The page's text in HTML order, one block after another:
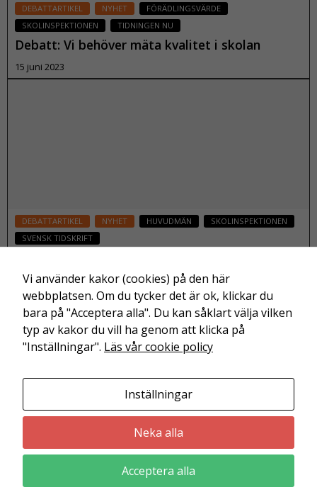
DEBATTARTIKEL NYHET
FÖRÄDLINGSVÄRDE
SKOLINSPEKTIONEN
TIDNINGEN NU
Debatt: Vi behöver mäta kvalitet i skolan
15 juni 2023
DEBATTARTIKEL NYHET HUVUDMÄN
SKOLINSPEKTIONEN
SVENSK TIDSKRIFT
skolhuvudmän
09 juni 2023
Friskolornas riksförbund är en branschorganisation för
utbildning och barnomsorg i enskild regi.
Vi använder kakor (cookies) på den här
webbplatsen. Om du tycker det är ok, klickar du
bara på "Acceptera alla". Du kan såklart välja vilken
typ av kakor du vill ha genom att klicka på
"Inställningar". Läs vår cookie policy
Inställningar
Neka alla
Acceptera alla
Nödvändiga
Dessa kakor
går inte att
välja bort. De